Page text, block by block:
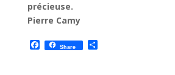
précieuse.
Pierre Camy
F
a
Share P
a